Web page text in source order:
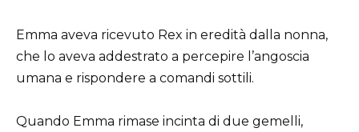
Emma aveva ricevuto Rex in eredità dalla nonna,
che lo aveva addestrato a percepire l’angoscia
umana e rispondere a comandi sottili.
Quando Emma rimase incinta di due gemelli,